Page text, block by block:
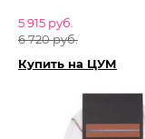
5 915 руб.
6 720 руб.
Купить на ЦУМ